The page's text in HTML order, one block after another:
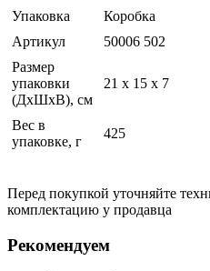
Упаковка
Коробка
Артикул
50006 502
Размер
упаковки
(ДхШхВ), см
21 x 15 x 7
Вес в
упаковке, г
425
Перед покупкой уточняйте
комплектацию у продавца
Рекомендуем